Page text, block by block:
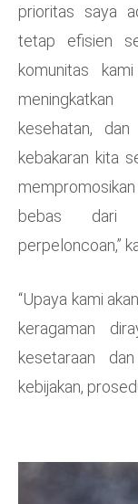
prioritas saya
tetap efisien
komunitas
kesehatan,
kebakaran kita
bebas dari
perpeloncoan,”
“Upaya kami
keragaman
kesetaraan
kebijakan,